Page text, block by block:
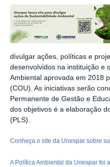
divulgar ações, políticas e
desenvolvidos na instituição e
Ambiental aprovada em 2018
(COU). As iniciativas serão
Permanente de Gestão e
dos objetivos é a elaboração
(PLS).
Conheça o site da Unespar sobre
A Política Ambiental da Unespar foi